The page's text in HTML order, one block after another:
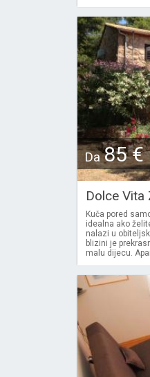
Da85 €
Dolce Vita
Kuča pored
idealna ako
nalazi u
blizini je
malu dijecu.